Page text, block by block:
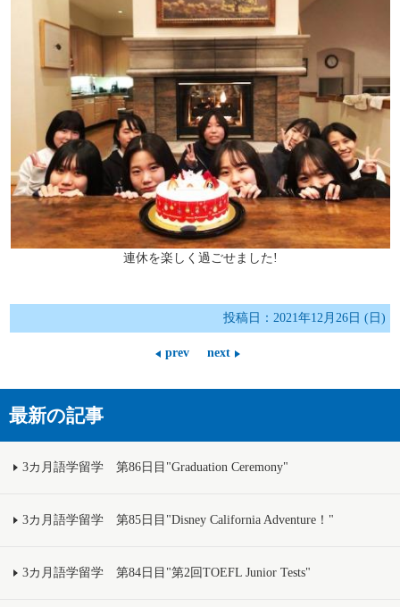
連休を楽しく過ごせました!
投稿日：2021年12月26日 (日)
prev next
最新の記事
3カ月語学留学 第86日目"Graduation Ceremony"
3カ月語学留学 第85日目"Disney California Adventure！"
3カ月語学留学 第84日目"第2回TOEFL Junior Tests"